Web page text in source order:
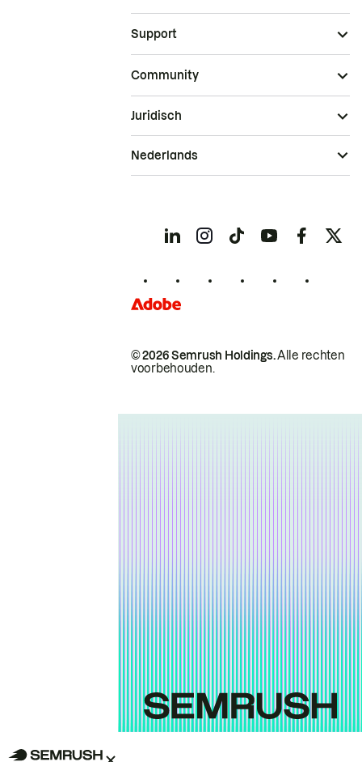
Support
Community
© 2026 Semrush Holdings.Alle rechten
voorbehouden.
Juridisch
Nederlands